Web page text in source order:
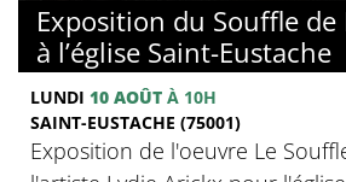
Exposition du Souffle de
à l’église Saint-Eustache
LUNDI 10 AOÛT À 10H
SAINT-EUSTACHE (75001)
Exposition de l'oeuvre Le